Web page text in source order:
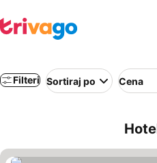
Filteri Sortiraj po Cena